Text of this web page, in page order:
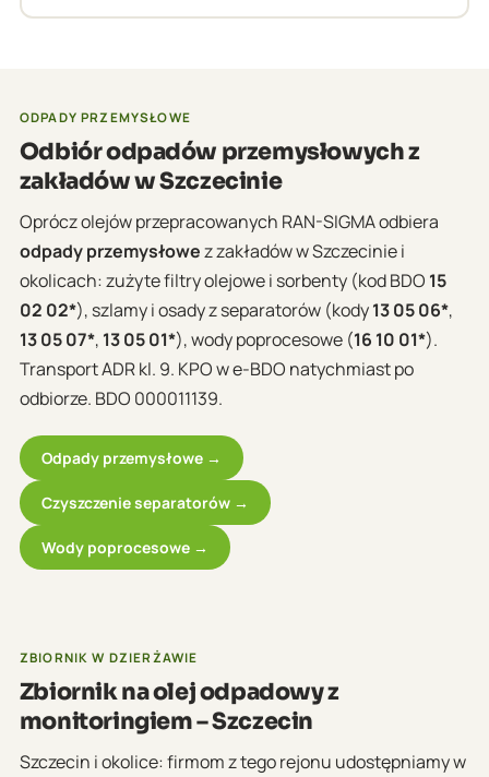
przy trasach A6 i S3 obsługujących handel z
Niemcami, Szwecją i Danią.
ODPADY PRZEMYSŁOWE
Odbiór odpadów przemysłowych z
zakładów w Szczecinie
Oprócz olejów przepracowanych RAN-SIGMA odbiera
odpady przemysłowez zakładów w Szczecinie i
okolicach: zużyte filtry olejowe i sorbenty (kod BDO 15
02 02*), szlamy i osady z separatorów (kody13 05 06*,
13 05 07*, 13 05 01*), wody poprocesowe (16 10 01*).
Transport ADR kl. 9. KPO w e-BDO natychmiast po
odbiorze. BDO 000011139.
Odpady przemysłowe →
Czyszczenie separatorów →
Wody poprocesowe →
ZBIORNIK W DZIERŻAWIE
Zbiornik na olej odpadowy z
monitoringiem – Szczecin
Szczecin i okolice: firmom z tego rejonu udostępniamy w